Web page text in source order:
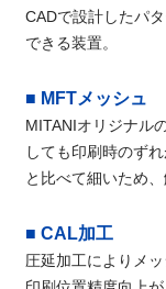
CADで設計したパ
できる装置。
■ MFTメッシュ
MITANIオリジナル
しても印刷時のず
と比べて細いため
■ CAL加工
圧延加工によりメ